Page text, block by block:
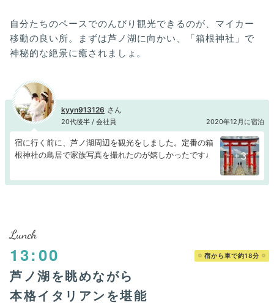
自分たちのペースでのんびり観光できるのが、マイカー
移動の良い所。まずは芦ノ湖に向かい、「箱根神社」で
神秘的な絶景に癒されましょ。
kyyn913126
20代後半 / 会社員 2020年12月に宿泊
宿に行く前に、芦ノ湖周辺を観光をしました。定番の箱
根神社の鳥居で家族写真を撮れたのが嬉しかったです♩
+3
Lunch
13:00 宿から車で約18分
芦ノ湖を眺めながら
本格イタリアンを堪能